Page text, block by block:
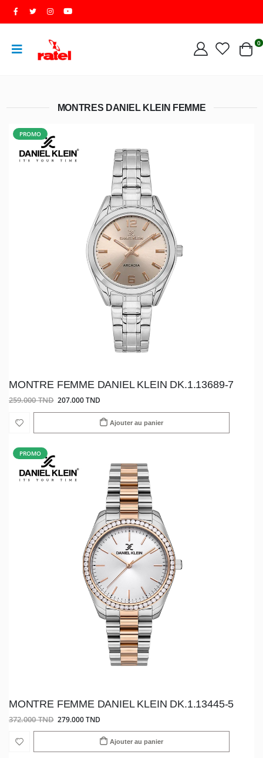
0
MONTRES DANIEL KLEIN FEMME
PROMO
MONTRE FEMME DANIEL KLEIN DK.1.13689-7
259.000 TND 207.000 TND
Ajouter au panier
PROMO
MONTRE FEMME DANIEL KLEIN DK.1.13445-5
372.000 TND 279.000 TND
Ajouter au panier